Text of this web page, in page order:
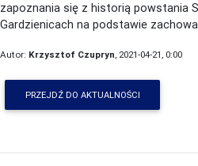
zapoznania się z historią powstania
Gardzienicach na podstawie
Autor: Krzysztof Czupryn, 2021-04-21, 0:00
PRZEJDŹ DO AKTUALNOŚCI